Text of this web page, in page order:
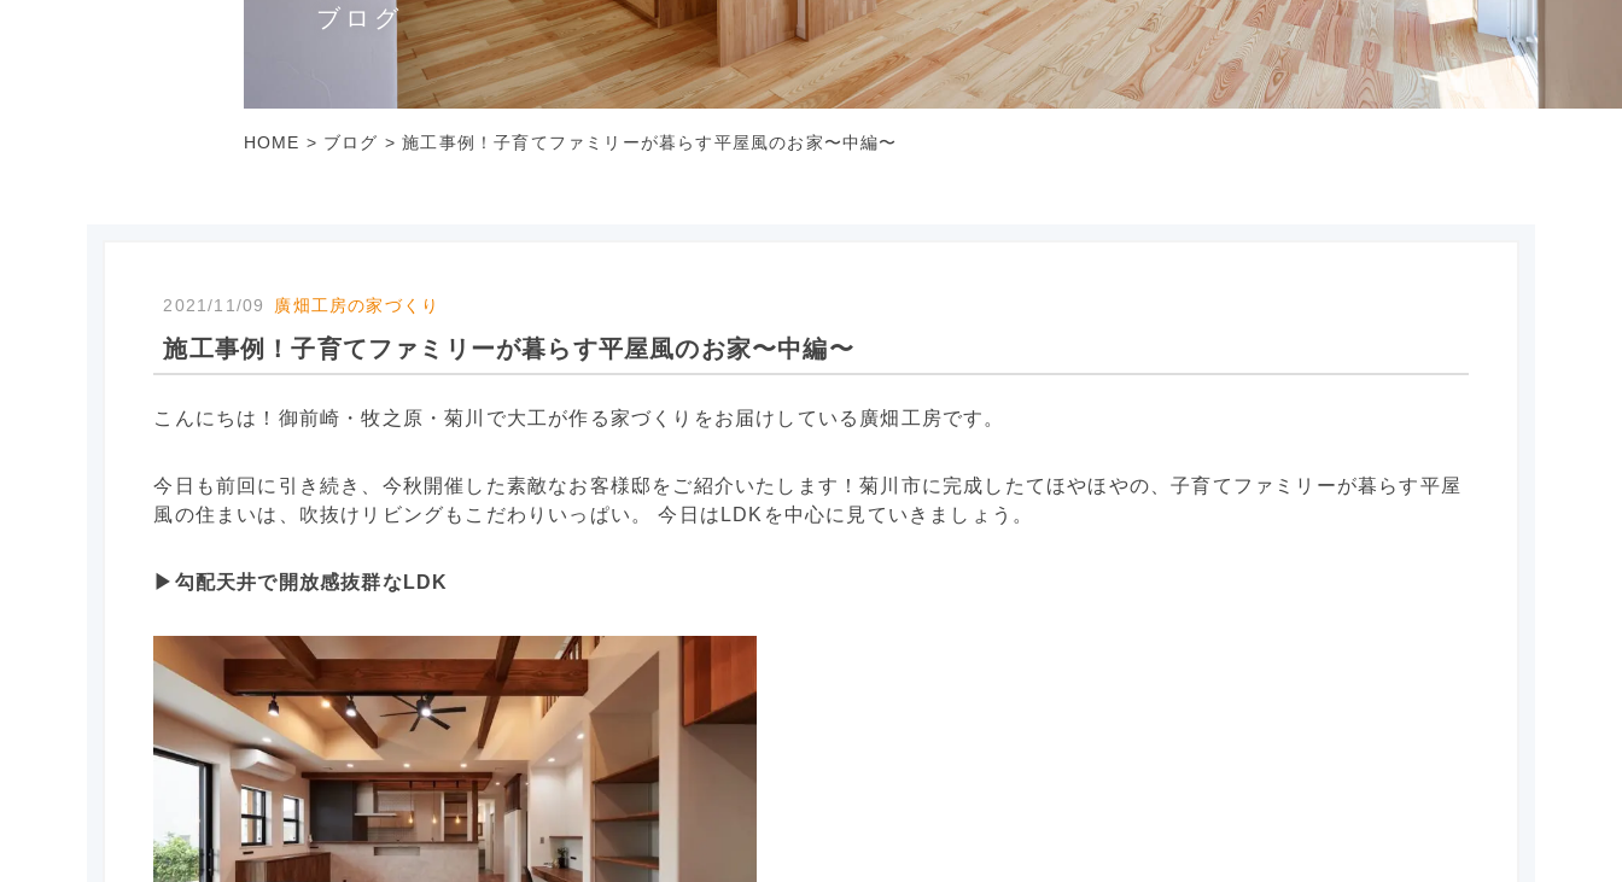
ブログ
HOME > ブログ >施工事例！子育てファミリーが暮らす平屋風のお家〜中編〜
施工事例！子育てファミリーが暮らす平屋風のお家〜中編〜
2021/11/09 廣畑工房の家づくり
こんにちは！御前崎・牧之原・菊川で大工が作る家づくりをお届けしている廣畑工房です。
今日も前回に引き続き、今秋開催した素敵なお客様邸をご紹介いたします！菊川市に完成したてほやほやの、子育てファミリーが暮らす平屋
風の住まいは、吹抜けリビングもこだわりいっぱい。 今日はLDKを中心に見ていきましょう。
▶︎勾配天井で開放感抜群なLDK